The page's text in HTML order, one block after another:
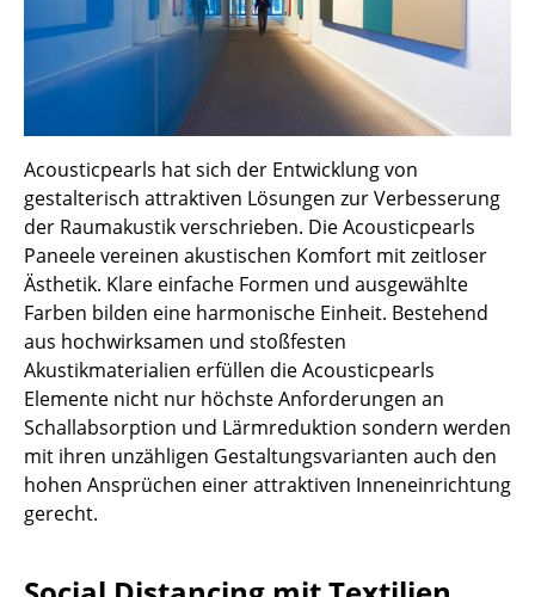
Betten
Doppelbetten
Stapelbetten
Kinderbetten
Nachttische & Bettzubehör
... alle Betten
Accessoires
Uhren
Spiegel
Figuren & Miniaturen
Acousticpearls hat sich der Entwicklung von
gestalterisch attraktiven Lösungen zur Verbesserung
der Raumakustik verschrieben. Die Acousticpearls
Paneele vereinen akustischen Komfort mit zeitloser
Ästhetik. Klare einfache Formen und ausgewählte
Farben bilden eine harmonische Einheit. Bestehend
aus hochwirksamen und stoßfesten
Akustikmaterialien erfüllen die Acousticpearls
Elemente nicht nur höchste Anforderungen an
Schallabsorption und Lärmreduktion sondern werden
mit ihren unzähligen Gestaltungsvarianten auch den
hohen Ansprüchen einer attraktiven Inneneinrichtung
gerecht.